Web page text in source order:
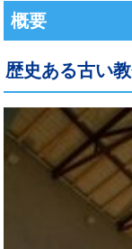
概要
歴史ある古い